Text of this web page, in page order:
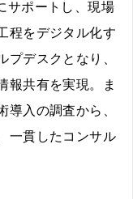
サポートし、現場
程をデジタル化す
デスクとなり、
報共有を実現。ま
入の調査から、
一貫したコンサル